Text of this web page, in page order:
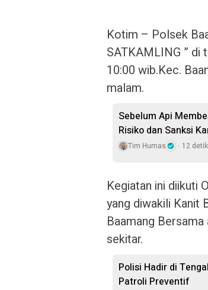
Kotim – Polsek
SATKAMLING ” di
10:00 wib.Kec.
malam.
Sebelum Api
Risiko dan Sanksi
Tim Humas 12 detik
Kegiatan ini diikuti
yang diwakili Kanit
Baamang
sekitar.
Polisi Hadir di
Patroli Preventif